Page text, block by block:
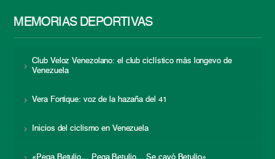
MEMORIAS DEPORTIVAS
Club Veloz Venezolano: el club ciclístico más longevo de
Venezuela
Vera Fortique: voz de la hazaña del 41
Inicios del ciclismo en Venezuela